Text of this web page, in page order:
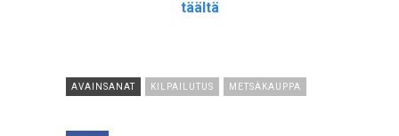
täältä
AVAINSANAT KILPAILUTUS METSÄKAUPPA